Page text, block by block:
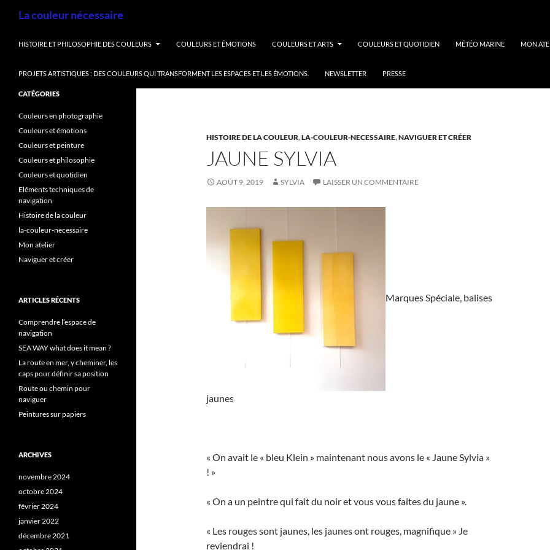
La couleur nécessaire
HISTOIRE ET PHILOSOPHIE DES COULEURS COULEURS ET ÉMOTIONS COULEURS ET ARTS COULEURS ET QUOTIDIEN MÉTÉO MARINE MON
PROJETS ARTISTIQUES : DES COULEURS QUI TRANSFORMENT LES ESPACES ET LES ÉMOTIONS. NEWSLETTER PRESSE
HISTOIRE DE LA COULEUR,LA-COULEUR-NECESSAIRE,NAVIGUER ET CRÉER
JAUNE SYLVIA
AOÛT 9, 2019 SYLVIA LAISSER UN COMMENTAIRE
Marques Spéciale, balises
jaunes
« On avait le « bleu Klein » maintenant nous avons le « Jaune Sylvia »
! »
« On a un peintre qui fait du noir et vous vous faites du jaune ».
« Les rouges sont jaunes, les jaunes ont rouges, magnifique » Je
reviendrai !
CATÉGORIES
Couleurs en photographie
Couleurs et émotions
Couleurs et peinture
Couleurs et philosophie
Couleurs et quotidien
Eléments techniques de
navigation
Histoire de la couleur
la-couleur-necessaire
Mon atelier
Naviguer et créer
ARTICLES RÉCENTS
Comprendre l’espace de
navigation
SEA WAY what does it mean ?
La route en mer, y cheminer, les
caps pour définir sa position
Route ou chemin pour
naviguer
Peintures sur papiers
ARCHIVES
novembre 2024
octobre 2024
février 2024
janvier 2022
décembre 2021